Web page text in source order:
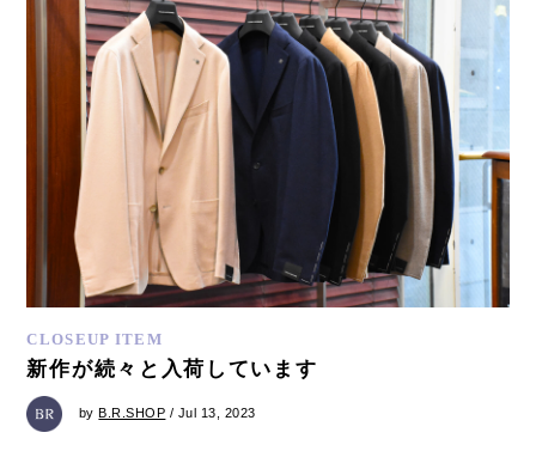
CLOSEUP ITEM
新作が続々と入荷しています
by B.R.SHOP / Jul 13, 2023